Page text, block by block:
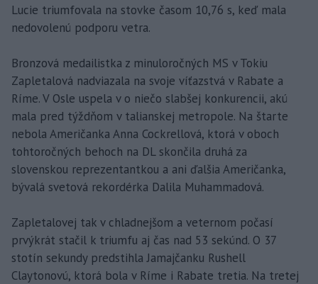
Lucie triumfovala na stovke časom 10,76 s, keď mala
nedovolenú podporu vetra.
Bronzová medailistka z minuloročných MS v Tokiu
Zapletalová nadviazala na svoje víťazstvá v Rabate a
Ríme. V Osle uspela v o niečo slabšej konkurencii, akú
mala pred týždňom v talianskej metropole. Na štarte
nebola Američanka Anna Cockrellová, ktorá v oboch
tohtoročných behoch na DL skončila druhá za
slovenskou reprezentantkou a ani ďalšia Američanka,
bývalá svetová rekordérka Dalila Muhammadová.
Zapletalovej tak v chladnejšom a veternom počasí
prvýkrát stačil k triumfu aj čas nad 53 sekúnd. O 37
stotín sekundy predstihla Jamajčanku Rushell
Claytonovú, ktorá bola v Ríme i Rabate tretia. Na tretej